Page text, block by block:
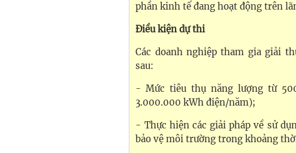
phần kinh tế đang hoạt động trên
Điều kiện dự thi
Các doanh nghiệp tham gia giải
sau:
- Mức tiêu thụ năng lượng từ
3.000.000 kWh điện/năm);
- Thực hiện các giải pháp về sử
bảo vệ môi trường trong khoảng